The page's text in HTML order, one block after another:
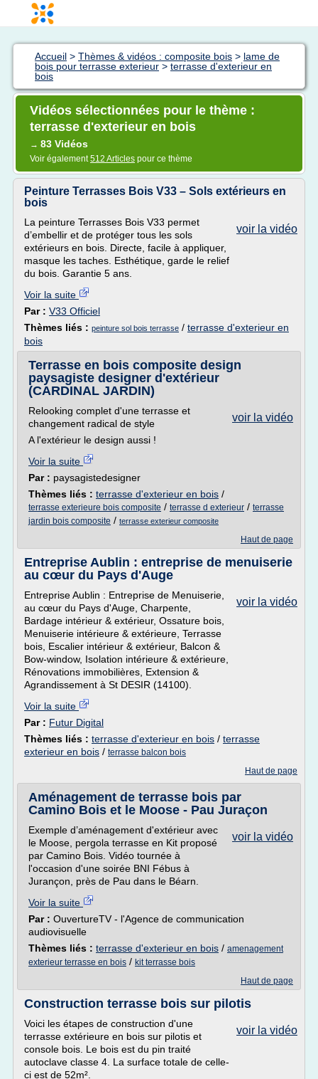
Accueil > Thèmes & vidéos : composite bois > lame de
bois pour terrasse exterieur > terrasse d'exterieur en
bois
Vidéos sélectionnées pour le thème :
terrasse d'exterieur en bois
→ 83 Vidéos
Voir également512 Articles pour ce thème
Peinture Terrasses Bois V33 – Sols extérieurs en
bois
voir la vidéo
La peinture Terrasses Bois V33 permet
d’embellir et de protéger tous les sols
extérieurs en bois. Directe, facile à appliquer,
masque les taches. Esthétique, garde le relief
du bois. Garantie 5 ans.
Voir la suite
Par : V33 Officiel
Thèmes liés : peinture sol bois terrasse / terrasse d'exterieur en
bois
Terrasse en bois composite design
paysagiste designer d'extérieur
(CARDINAL JARDIN)
voir la vidéo
Relooking complet d'une terrasse et
changement radical de style
A l'extérieur le design aussi !
Voir la suite
Par : paysagistedesigner
Thèmes liés : terrasse d'exterieur en bois /
terrasse exterieure bois composite / terrasse d exterieur / terrasse
jardin bois composite / terrasse exterieur composite
Haut de page
Entreprise Aublin : entreprise de menuiserie
au cœur du Pays d'Auge
voir la vidéo
Entreprise Aublin : Entreprise de Menuiserie,
au cœur du Pays d'Auge, Charpente,
Bardage intérieur & extérieur, Ossature bois,
Menuiserie intérieure & extérieure, Terrasse
bois, Escalier intérieur & extérieur, Balcon &
Bow-window, Isolation intérieure & extérieure,
Rénovations immobilières, Extension &
Agrandissement à St DESIR (14100).
Voir la suite
Par : Futur Digital
Thèmes liés : terrasse d'exterieur en bois / terrasse
exterieur en bois / terrasse balcon bois
Haut de page
Aménagement de terrasse bois par
Camino Bois et le Moose - Pau Juraçon
voir la vidéo
Exemple d’aménagement d'extérieur avec
le Moose, pergola terrasse en Kit proposé
par Camino Bois. Vidéo tournée à
l'occasion d'une soirée BNI Fébus à
Jurançon, près de Pau dans le Béarn.
Voir la suite
Par : OuvertureTV - l'Agence de communication
audiovisuelle
Thèmes liés : terrasse d'exterieur en bois / amenagement
exterieur terrasse en bois / kit terrasse bois
Haut de page
Construction terrasse bois sur pilotis
voir la vidéo
Voici les étapes de construction d'une
terrasse extérieure en bois sur pilotis et
console bois. Le bois est du pin traité
autoclave classe 4. La surface totale de celle-
ci est de 52m².